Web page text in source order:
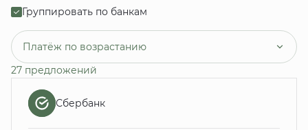
Группировать по банкам
Платёж по возрастанию
27 предложений
Сбербанк